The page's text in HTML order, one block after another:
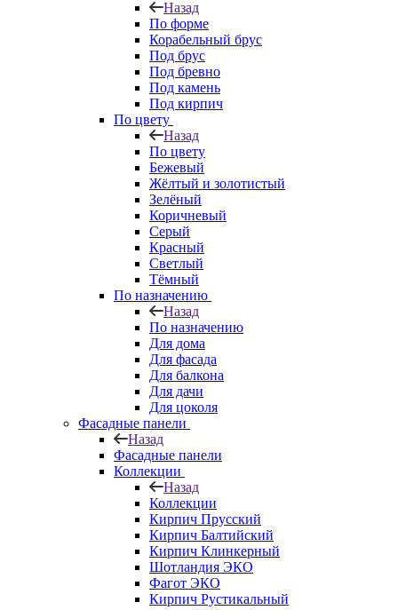
Назад
По форме
Корабельный брус
Под брус
Под бревно
Под камень
Под кирпич
По цвету
Назад
По цвету
Бежевый
Жёлтый и золотистый
Зелёный
Коричневый
Серый
Красный
Светлый
Тёмный
По назначению
Назад
По назначению
Для дома
Для фасада
Для балкона
Для дачи
Для цоколя
Фасадные панели
Назад
Фасадные панели
Коллекции
Назад
Коллекции
Кирпич Прусский
Кирпич Балтийский
Кирпич Клинкерный
Шотландия ЭКО
Фагот ЭКО
Кирпич Рустикальный